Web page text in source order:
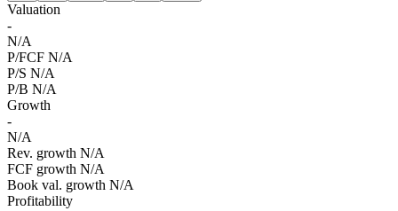
Valuation
-
N/A
P/FCF N/A
P/S N/A
P/B N/A
Growth
-
N/A
Rev. growth N/A
FCF growth N/A
Book val. growth N/A
Profitability